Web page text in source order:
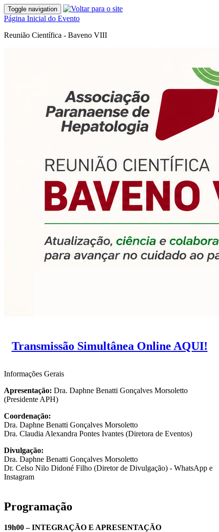
Toggle navigation
Página Inicial do Evento
Reunião Científica - Baveno VIII
Transmissão Simultânea Online AQUI!
Informações Gerais
Apresentação: Dra. Daphne Benatti Gonçalves Morsoletto
(Presidente APH)
Coordenação:
Dra. Daphne Benatti Gonçalves Morsoletto
Dra. Claudia Alexandra Pontes Ivantes (Diretora de Eventos)
Divulgação:
Dra. Daphne Benatti Gonçalves Morsoletto
Dr. Celso Nilo Didoné Filho (Diretor de Divulgação) - WhatsApp e
Instagram
Programação
19h00 – INTEGRAÇÃO E APRESENTAÇÃO